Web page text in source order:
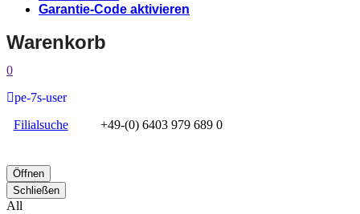
Garantie-Code aktivieren
Warenkorb
0
pe-7s-user
Filialsuche
+49-(0) 6403 979 689 0
Öffnen
Schließen
All